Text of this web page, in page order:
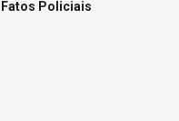
Fatos Policiais